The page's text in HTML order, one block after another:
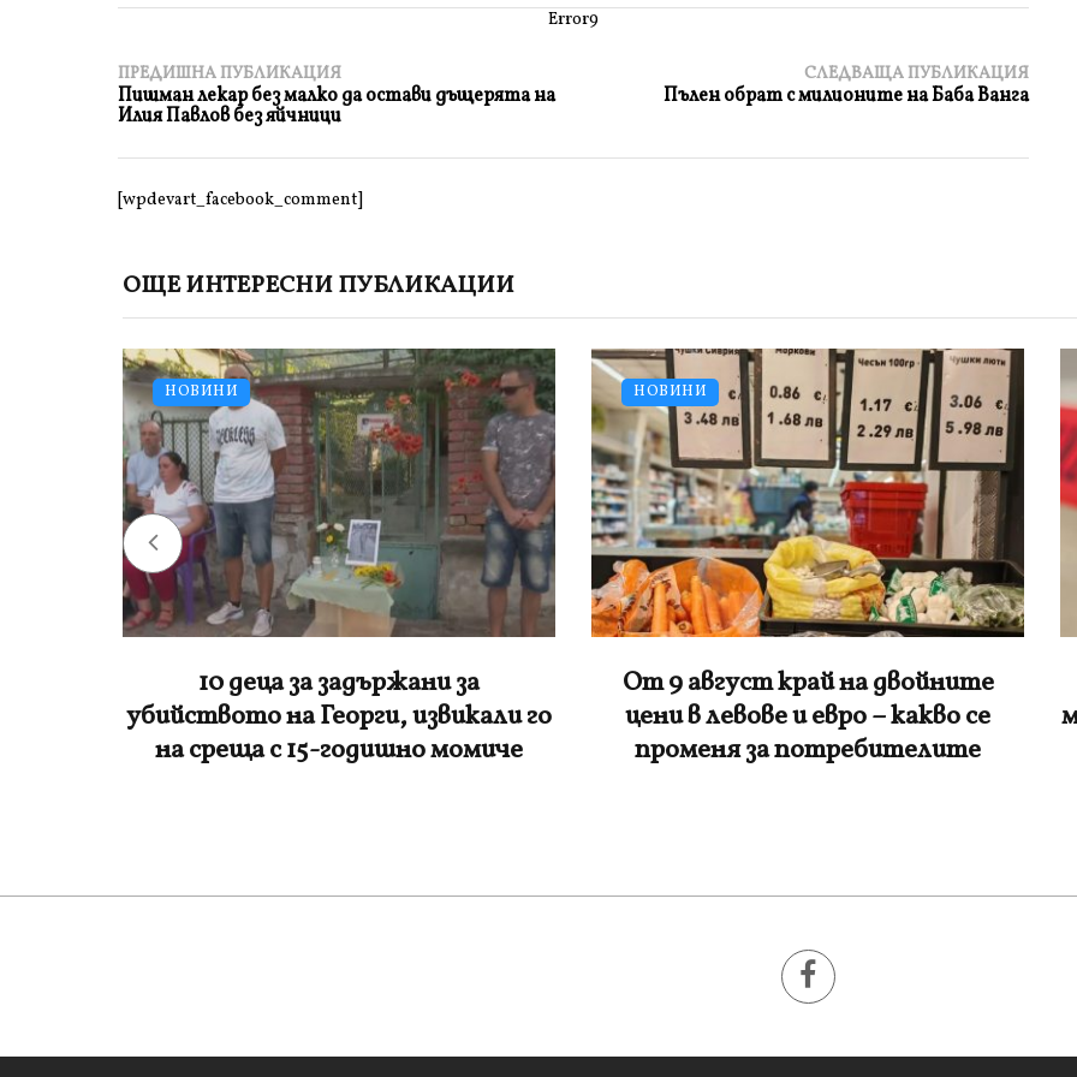
Error9
ПРЕДИШНА ПУБЛИКАЦИЯ
Пишман лекар без малко да остави дъщерята на
Илия Павлов без яйчници
СЛЕДВАЩА ПУБЛИКАЦИЯ
Пълен обрат с милионите на Баба Ванга
[wpdevart_facebook_comment]
ОЩЕ ИНТЕРЕСНИ ПУБЛИКАЦИИ
НОВИНИ
От 9 август край на двойните
цени в левове и евро – какво се
променя за потребителите
НОВИНИ
Задържаните за убийството на
мъж в Пловдив младежи твърдели,
че са „ловци на педофили”